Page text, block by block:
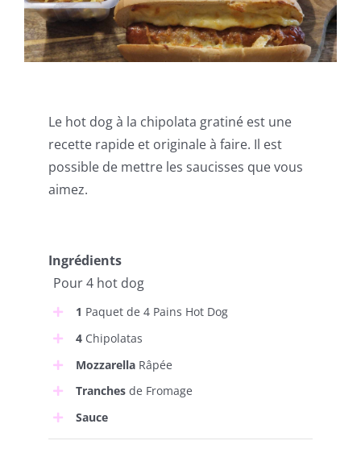
Le hot dog à la chipolata gratiné est une
recette rapide et originale à faire. Il est
possible de mettre les saucisses que vous
aimez.
Ingrédients
Pour 4 hot dog
1 Paquet de 4 Pains Hot Dog
4Chipolatas
MozzarellaRâpée
Tranchesde Fromage
Sauce